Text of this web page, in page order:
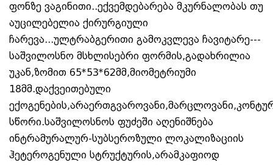
ფონზე ვაგინითი..ექვემდებარება მკურნალობას თუ
აუცილებელია ქირურგიული
ჩარევა...ულტრაბგერითი გამოკვლევა ჩავიტარე---
საშვილოსნო მსხლისებრი ფორმის,გადახრილია
უკან,ზომით 65*53*62მმ,მიომეტრიუმი
18მმ.დაქვეითებული
სწორი.საშვილოსნოს ფუძეში აღენიშნება
ინტრამურალურ-სუბსეროზული ლოკალიზაციის
ჰეტეროგენული სტრუქტურის,არამკაფიოდ